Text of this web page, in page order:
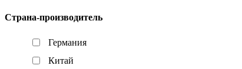
Страна-производитель
Германия
Китай